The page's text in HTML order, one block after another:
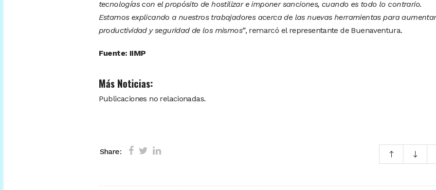
tecnologías con el propósito de hostilizar e imponer sanciones, cuando es todo lo contrario.
Estamos explicando a nuestros trabajadores acerca de las nuevas herramientas para
productividad y seguridad de los mismos”, remarcó el representante de Buenaventura.
Fuente: IIMP
Más Noticias:
Publicaciones no relacionadas.
Share: